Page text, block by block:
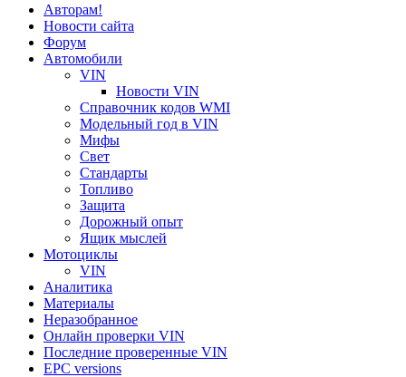
Авторам!
Новости сайта
Форум
Автомобили
VIN
Новости VIN
Справочник кодов WMI
Модельный год в VIN
Мифы
Свет
Стандарты
Топливо
Защита
Дорожный опыт
Ящик мыслей
Мотоциклы
VIN
Аналитика
Материалы
Неразобранное
Онлайн проверки VIN
Последние проверенные VIN
EPC versions